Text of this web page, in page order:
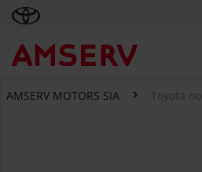
AMSERV MOTORS SIA Toyota